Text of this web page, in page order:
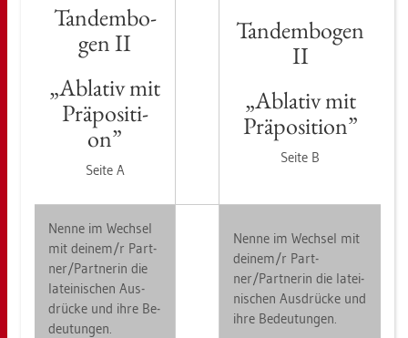
Tan­dem­bo­
gen II
„Ab­la­tiv mit
Prä­po­si­ti­
on”
Seite A
Tan­dem­bo­gen
II
„Ab­la­tiv mit
Prä­po­si­ti­on”
Seite B
Nenne im Wech­sel
mit dei­nem/r Part­
ner/Part­ne­rin die
la­tei­ni­schen Aus­
drü­cke und ihre Be­
deu­tun­gen.
Nenne im Wech­sel mit
dei­nem/r Part­
ner/Part­ne­rin die la­tei­
ni­schen Aus­drü­cke und
ihre Be­deu­tun­gen.